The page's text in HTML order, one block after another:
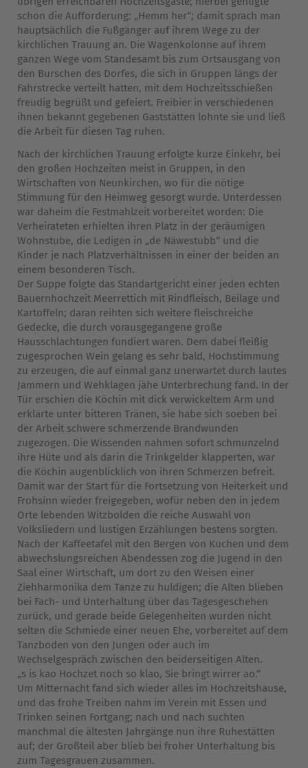
schon die Aufforderung: „Hemm her“; damit sprach man
hauptsächlich die Fußgänger auf ihrem Wege zu der
kirchlichen Trauung an. Die Wagenkolonne auf ihrem
ganzen Wege vom Standesamt bis zum Ortsausgang von
den Burschen des Dorfes, die sich in Gruppen längs der
Fahrstrecke verteilt hatten, mit dem Hochzeitsschießen
freudig begrüßt und gefeiert. Freibier in verschiedenen
ihnen bekannt gegebenen Gaststätten lohnte sie und ließ
die Arbeit für diesen Tag ruhen.
Nach der kirchlichen Trauung erfolgte kurze Einkehr, bei
den großen Hochzeiten meist in Gruppen, in den
Wirtschaften von Neunkirchen, wo für die nötige
Stimmung für den Heimweg gesorgt wurde. Unterdessen
war daheim die Festmahlzeit vorbereitet worden: Die
Verheirateten erhielten ihren Platz in der geräumigen
Wohnstube, die Ledigen in „de Näwestubb“ und die
Kinder je nach Platzverhältnissen in einer der beiden an
einem besonderen Tisch.
Der Suppe folgte das Standartgericht einer jeden echten
Bauernhochzeit Meerrettich mit Rindfleisch, Beilage und
Kartoffeln; daran reihten sich weitere fleischreiche
Gedecke, die durch vorausgegangene große
Hausschlachtungen fundiert waren. Dem dabei fleißig
zugesprochen Wein gelang es sehr bald, Hochstimmung
zu erzeugen, die auf einmal ganz unerwartet durch lautes
Jammern und Wehklagen jähe Unterbrechung fand. In der
Tür erschien die Köchin mit dick verwickeltem Arm und
erklärte unter bitteren Tränen, sie habe sich soeben bei
der Arbeit schwere schmerzende Brandwunden
zugezogen. Die Wissenden nahmen sofort schmunzelnd
ihre Hüte und als darin die Trinkgelder klapperten, war
die Köchin augenblicklich von ihren Schmerzen befreit.
Damit war der Start für die Fortsetzung von Heiterkeit und
Frohsinn wieder freigegeben, wofür neben den in jedem
Orte lebenden Witzbolden die reiche Auswahl von
Volksliedern und lustigen Erzählungen bestens sorgten.
Nach der Kaffeetafel mit den Bergen von Kuchen und dem
abwechslungsreichen Abendessen zog die Jugend in den
Saal einer Wirtschaft, um dort zu den Weisen einer
Ziehharmonika dem Tanze zu huldigen; die Alten blieben
bei Fach- und Unterhaltung über das Tagesgeschehen
zurück, und gerade beide Gelegenheiten wurden nicht
selten die Schmiede einer neuen Ehe, vorbereitet auf dem
Tanzboden von den Jungen oder auch im
Wechselgespräch zwischen den beiderseitigen Alten.
„s is kao Hochzet noch so klao, Sie bringt wirrer ao.“
Um Mitternacht fand sich wieder alles im Hochzeitshause,
und das frohe Treiben nahm im Verein mit Essen und
Trinken seinen Fortgang; nach und nach suchten
manchmal die ältesten Jahrgänge nun ihre Ruhestätten
auf; der Großteil aber blieb bei froher Unterhaltung bis
zum Tagesgrauen zusammen.